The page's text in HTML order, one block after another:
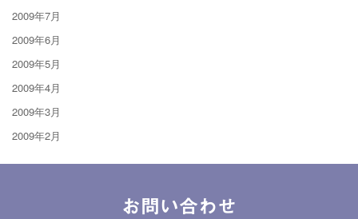
2009年7月
2009年6月
2009年5月
2009年4月
2009年3月
2009年2月
お問い合わせ